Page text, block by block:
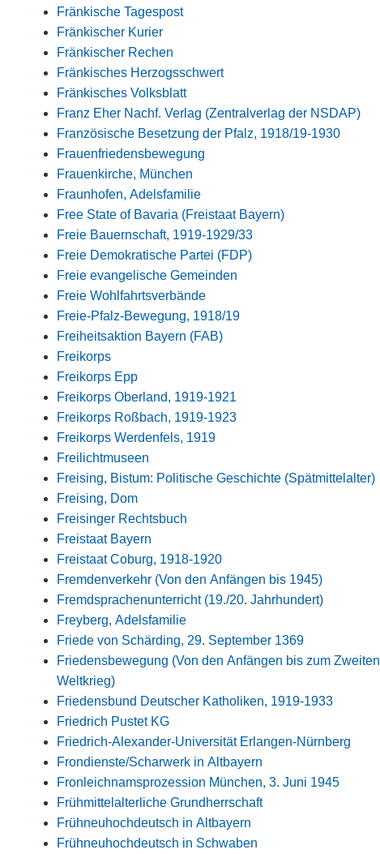
Fränkische Tagespost
Fränkischer Kurier
Fränkischer Rechen
Fränkisches Herzogsschwert
Fränkisches Volksblatt
Franz Eher Nachf. Verlag (Zentralverlag der NSDAP)
Französische Besetzung der Pfalz, 1918/19-1930
Frauenfriedensbewegung
Frauenkirche, München
Fraunhofen, Adelsfamilie
Free State of Bavaria (Freistaat Bayern)
Freie Bauernschaft, 1919-1929/33
Freie Demokratische Partei (FDP)
Freie evangelische Gemeinden
Freie Wohlfahrtsverbände
Freie-Pfalz-Bewegung, 1918/19
Freiheitsaktion Bayern (FAB)
Freikorps
Freikorps Epp
Freikorps Oberland, 1919-1921
Freikorps Roßbach, 1919-1923
Freikorps Werdenfels, 1919
Freilichtmuseen
Freising, Bistum: Politische Geschichte (Spätmittelalter)
Freising, Dom
Freisinger Rechtsbuch
Freistaat Bayern
Freistaat Coburg, 1918-1920
Fremdenverkehr (Von den Anfängen bis 1945)
Fremdsprachenunterricht (19./20. Jahrhundert)
Freyberg, Adelsfamilie
Friede von Schärding, 29. September 1369
Friedensbewegung (Von den Anfängen bis zum Zweiten
Weltkrieg)
Friedensbund Deutscher Katholiken, 1919-1933
Friedrich Pustet KG
Friedrich-Alexander-Universität Erlangen-Nürnberg
Frondienste/Scharwerk in Altbayern
Fronleichnamsprozession München, 3. Juni 1945
Frühmittelalterliche Grundherrschaft
Frühneuhochdeutsch in Altbayern
Frühneuhochdeutsch in Schwaben